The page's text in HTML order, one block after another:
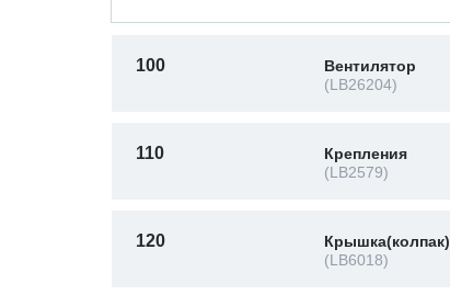
100
Вентилятор
(LB26204)
110
Крепления
(LB2579)
120
Крышка(колпак)
(LB6018)